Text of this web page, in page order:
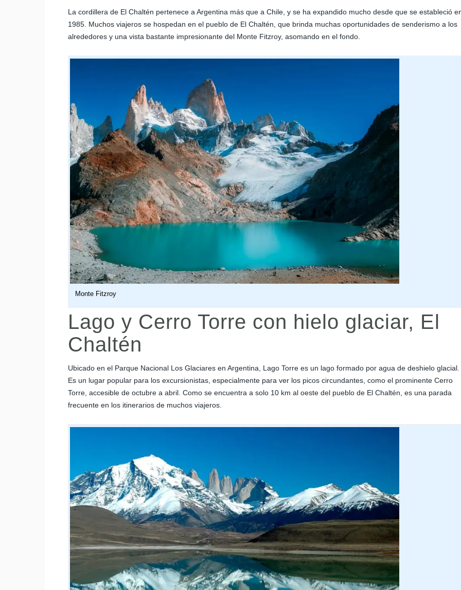
La cordillera de El Chaltén pertenece a Argentina más que a Chile, y se ha expandido mucho desde que se estableció
1985. Muchos viajeros se hospedan en el pueblo de El Chaltén, que brinda muchas oportunidades de senderismo a los
alrededores y una vista bastante impresionante del Monte Fitzroy, asomando en el fondo.
Monte Fitzroy
Lago y Cerro Torre con hielo glaciar, El
Chaltén
Ubicado en el Parque Nacional Los Glaciares en Argentina, Lago Torre es un lago formado por agua de deshielo glacial.
Es un lugar popular para los excursionistas, especialmente para ver los picos circundantes, como el prominente Cerro
Torre, accesible de octubre a abril. Como se encuentra a solo 10 km al oeste del pueblo de El Chaltén, es una parada
frecuente en los itinerarios de muchos viajeros.